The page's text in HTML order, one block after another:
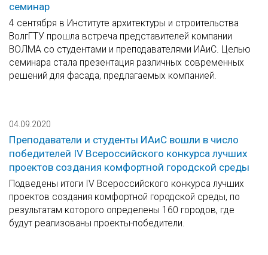
семинар
4 сентября в Институте архитектуры и строительства
ВолгГТУ прошла встреча представителей компании
ВОЛМА со студентами и преподавателями ИАиС. Целью
семинара стала презентация различных современных
решений для фасада, предлагаемых компанией.
04.09.2020
Преподаватели и студенты ИАиС вошли в число
победителей IV Всероссийского конкурса лучших
проектов создания комфортной городской среды
Подведены итоги IV Всероссийского конкурса лучших
проектов создания комфортной городской среды, по
результатам которого определены 160 городов, где
будут реализованы проекты-победители.